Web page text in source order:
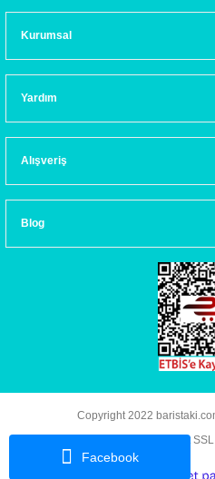
Facebook
Kurumsal
Yardım
Alışveriş
Blog
Copyright 2022
Kredi kartı bilgileriniz 256bit